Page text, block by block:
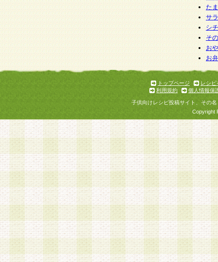
た
サ
シ
そ
お
お
トップページ
レシピ
利用規約
個人情報保
子供向けレシピ投稿サイト、その
Copyright